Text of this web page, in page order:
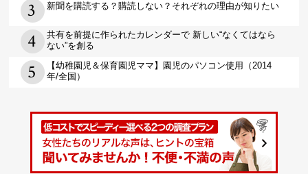
新聞を購読する？購読しない？それぞれの理由が知りたい
共有を前提に作られたカレンダーで 新しい“なくてはなら
ない”を創る
【幼稚園児＆保育園児ママ】園児のパソコン使用（2014
年/全国）